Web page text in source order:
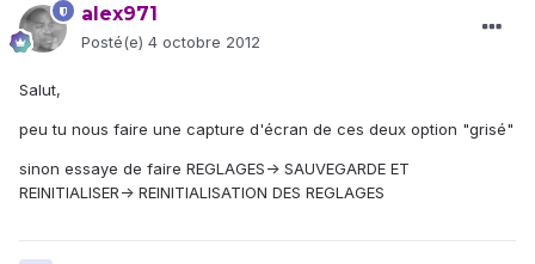
alex971
Posté(e) 4 octobre 2012
Salut,
peu tu nous faire une capture d'écran de ces deux option "grisé"
sinon essaye de faire REGLAGES-> SAUVEGARDE ET
REINITIALISER-> REINITIALISATION DES REGLAGES